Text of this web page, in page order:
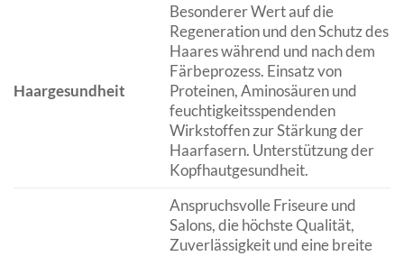
Haargesundheit
Besonderer Wert auf die
Regeneration und den Schutz des
Haares während und nach dem
Färbeprozess. Einsatz von
Proteinen, Aminosäuren und
feuchtigkeitsspendenden
Wirkstoffen zur Stärkung der
Haarfasern. Unterstützung der
Kopfhautgesundheit.
Anspruchsvolle Friseure und
Salons, die höchste Qualität,
Zuverlässigkeit und eine breite